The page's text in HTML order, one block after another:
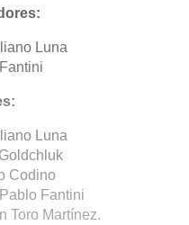
Luna
Luna
Codino
Fantini
Toro Martínez.